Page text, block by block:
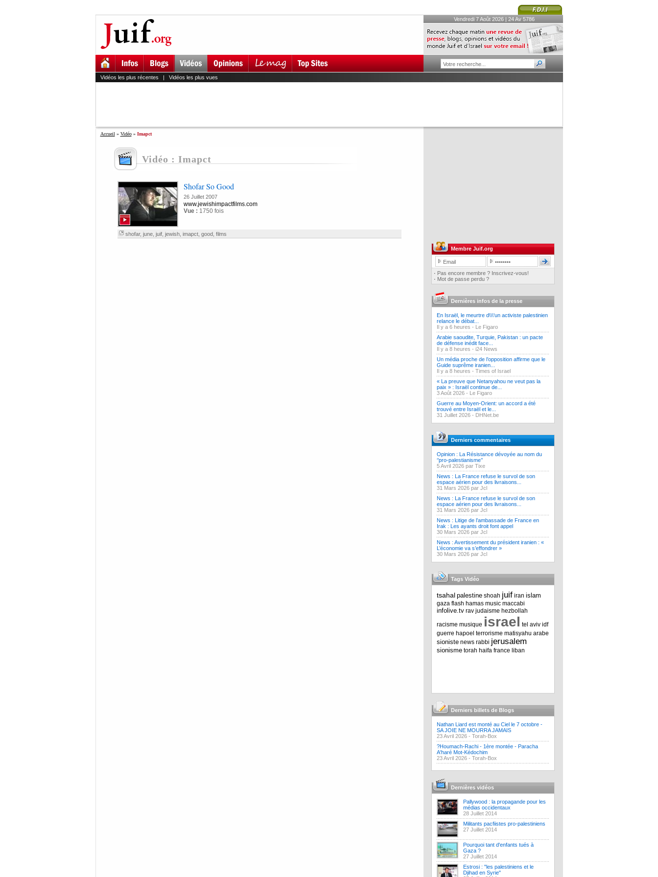
Vendredi 7 Août 2026 | 24 Av 5786
Vidéos les plus récentes | Vidéos les plus vues
Accueil » Vidéo» Imapct
Vidéo : Imapct
Shofar So Good
26 Juillet 2007
www.jewishimpactfilms.com
Vue : 1750 fois
shofar, june, juif, jewish, imapct, good, films
Membre Juif.org
· Pas encore membre ? Inscrivez-vous!
· Mot de passe perdu ?
Dernières infos de la presse
En Israël, le meurtre d\\\'un activiste palestinien
relance le débat...
Il y a 6 heures - Le Figaro
Arabie saoudite, Turquie, Pakistan : un pacte
de défense inédit face...
Il y a 8 heures - i24 News
Un média proche de l’opposition affirme que le
Guide suprême iranien...
Il y a 8 heures - Times of Israel
« La preuve que Netanyahou ne veut pas la
paix » : Israël continue de...
3 Août 2026 - Le Figaro
Guerre au Moyen-Orient: un accord a été
trouvé entre Israël et le...
31 Juillet 2026 - DHNet.be
Derniers commentaires
Opinion : La Résistance dévoyée au nom du
‘’pro-palestianisme’’
5 Avril 2026 par Tixe
News : La France refuse le survol de son
espace aérien pour des livraisons...
31 Mars 2026 par Jcl
News : La France refuse le survol de son
espace aérien pour des livraisons...
31 Mars 2026 par Jcl
News : Litige de l’ambassade de France en
Irak : Les ayants droit font appel
30 Mars 2026 par Jcl
News : Avertissement du président iranien : «
L’économie va s’effondrer »
30 Mars 2026 par Jcl
Tags Vidéo
tsahal palestine shoah juif iran islam
gaza flash hamas music maccabi
infolive.tv rav judaisme hezbollah
racisme musique israel tel aviv idf
guerre hapoel terrorisme matisyahu arabe
sioniste news rabbi jerusalem
sionisme torah haifa france liban
Derniers billets de Blogs
Nathan Liard est monté au Ciel le 7 octobre -
SA JOIE NE MOURRA JAMAIS
23 Avril 2026 - Torah-Box
?Houmach-Rachi - 1ère montée - Paracha
A'haré Mot-Kédochim
23 Avril 2026 - Torah-Box
Dernières vidéos
Pallywood : la propagande pour les
médias occidentaux
28 Juillet 2014
Militants pacfiistes pro-palestiniens
27 Juillet 2014
Pourquoi tant d'enfants tués à
Gaza ?
27 Juillet 2014
Estrosi : "les palestiniens et le
Djihad en Syrie"